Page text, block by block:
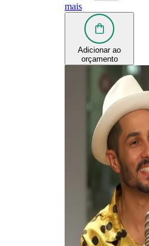
mais
Adicionar ao
orçamento